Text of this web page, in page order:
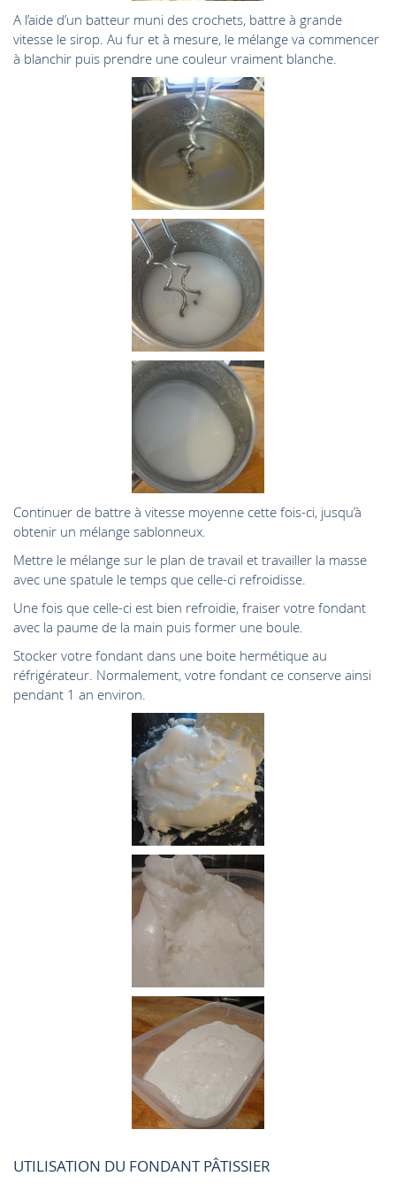
A l’aide d’un batteur muni des crochets, battre à grande
vitesse le sirop. Au fur et à mesure, le mélange va commencer
à blanchir puis prendre une couleur vraiment blanche.
Continuer de battre à vitesse moyenne cette fois-ci, jusqu’à
obtenir un mélange sablonneux.
Mettre le mélange sur le plan de travail et travailler la masse
avec une spatule le temps que celle-ci refroidisse.
Une fois que celle-ci est bien refroidie, fraiser votre fondant
avec la paume de la main puis former une boule.
Stocker votre fondant dans une boite hermétique au
réfrigérateur. Normalement, votre fondant ce conserve ainsi
pendant 1 an environ.
UTILISATION DU FONDANT PÂTISSIER